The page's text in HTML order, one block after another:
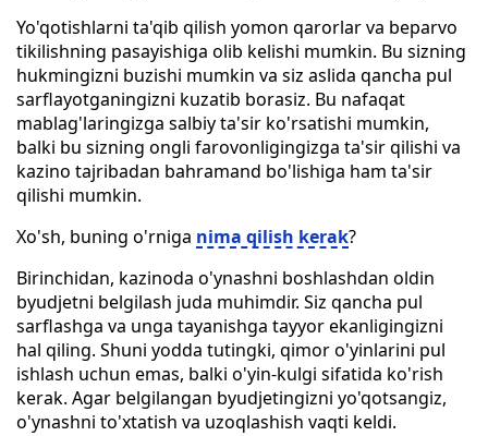
Yo'qotishlarni ta'qib qilish yomon qarorlar va beparvo
tikilishning pasayishiga olib kelishi mumkin. Bu sizning
hukmingizni buzishi mumkin va siz aslida qancha pul
sarflayotganingizni kuzatib borasiz. Bu nafaqat
mablag'laringizga salbiy ta'sir ko'rsatishi mumkin,
balki bu sizning ongli farovonligingizga ta'sir qilishi va
kazino tajribadan bahramand bo'lishiga ham ta'sir
qilishi mumkin.
Xo'sh, buning o'rniga nima qilish kerak?
Birinchidan, kazinoda o'ynashni boshlashdan oldin
byudjetni belgilash juda muhimdir. Siz qancha pul
sarflashga va unga tayanishga tayyor ekanligingizni
hal qiling. Shuni yodda tutingki, qimor o'yinlarini pul
ishlash uchun emas, balki o'yin-kulgi sifatida ko'rish
kerak. Agar belgilangan byudjetingizni yo'qotsangiz,
o'ynashni to'xtatish va uzoqlashish vaqti keldi.